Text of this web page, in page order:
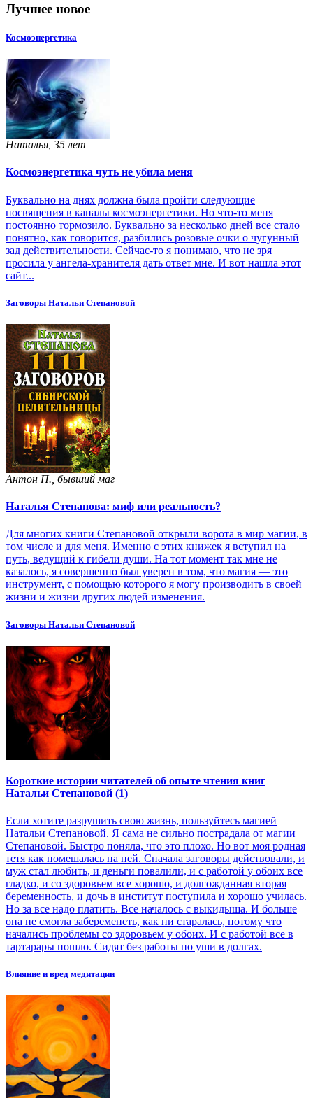
Лучшее новое
Космоэнергетика
Наталья, 35 лет
Космоэнергетика чуть не убила меня
Буквально на днях должна была пройти следующие
посвящения в каналы космоэнергетики. Но что-то меня
постоянно тормозило. Буквально за несколько дней все стало
понятно, как говорится, разбились розовые очки о чугунный
зад действительности. Сейчас-то я понимаю, что не зря
просила у ангела-хранителя дать ответ мне. И вот нашла этот
сайт...
Заговоры Натальи Степановой
Антон П., бывший маг
Наталья Степанова: миф или реальность?
Для многих книги Степановой открыли ворота в мир магии, в
том числе и для меня. Именно с этих книжек я вступил на
путь, ведущий к гибели души. На тот момент так мне не
казалось, я совершенно был уверен в том, что магия — это
инструмент, с помощью которого я могу производить в своей
жизни и жизни других людей изменения.
Заговоры Натальи Степановой
Короткие истории читателей об опыте чтения книг
Натальи Степановой (1)
Если хотите разрушить свою жизнь, пользуйтесь магией
Натальи Степановой. Я сама не сильно пострадала от магии
Степановой. Быстро поняла, что это плохо. Но вот моя родная
тетя как помешалась на ней. Сначала заговоры действовали, и
муж стал любить, и деньги повалили, и с работой у обоих все
гладко, и со здоровьем все хорошо, и долгожданная вторая
беременность, и дочь в институт поступила и хорошо училась.
Но за все надо платить. Все началось с выкидыша. И больше
она не смогла забеременеть, как ни старалась, потому что
начались проблемы со здоровьем у обоих. И с работой все в
тартарары пошло. Сидят без работы по уши в долгах.
Влияние и вред медитации